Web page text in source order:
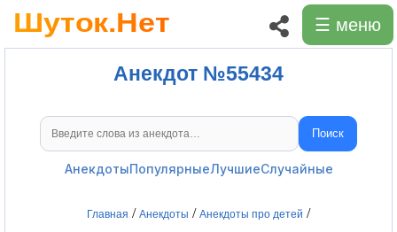
☰ меню
Анекдот №55434
Поиск анекдотов Поиск
АнекдотыПопулярныеЛучшиеСлучайные
Главная / Анекдоты / Анекдоты про детей /